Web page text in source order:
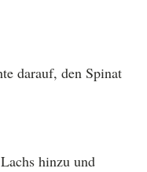
darauf, den Spinat
hinzu und